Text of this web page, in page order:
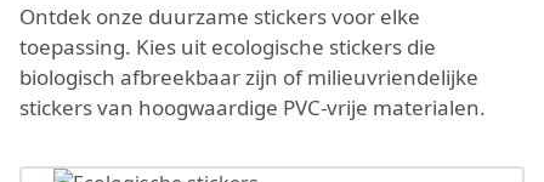
Ontdek onze duurzame stickers voor elke
toepassing. Kies uit ecologische stickers die
biologisch afbreekbaar zijn of milieuvriendelijke
stickers van hoogwaardige PVC-vrije materialen.